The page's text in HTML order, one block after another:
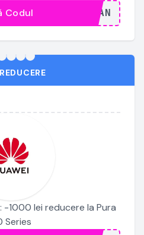
...JAN
Codul
-1000 lei reducere la Pura
Series